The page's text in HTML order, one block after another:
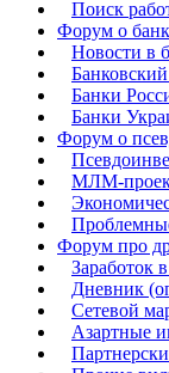
Поиск
Форум о
Новости в
Банки
Банки
Форум о
МЛМ-
Форум про
Заработок
Дневник
Сетевой
Азартные